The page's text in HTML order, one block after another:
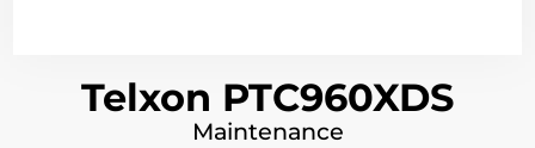
Telxon PTC960XDS
Maintenance